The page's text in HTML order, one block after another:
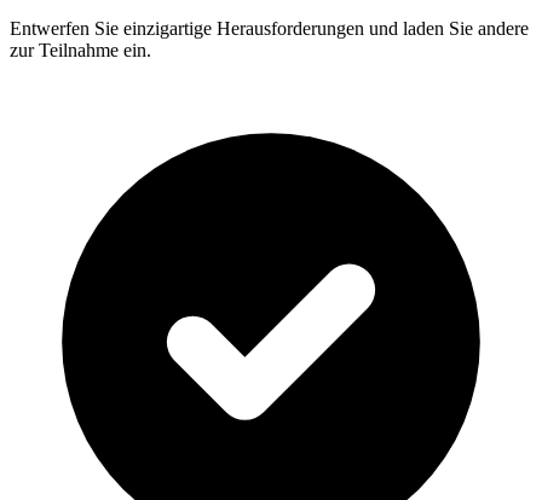
Entwerfen Sie einzigartige Herausforderungen und laden Sie andere
zur Teilnahme ein.